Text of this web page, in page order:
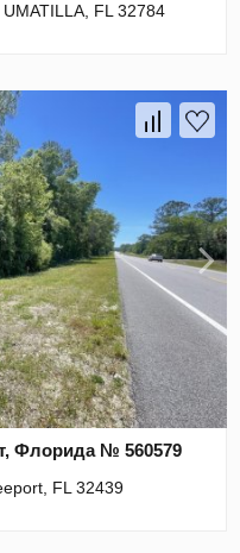
FL 32784
Флорида № 560579
FL 32439